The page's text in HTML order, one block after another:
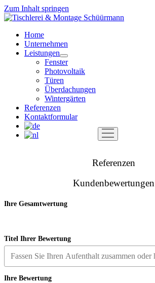
Zum Inhalt springen
Tischlerei
Montage
Schüürmann
Home
Unternehmen
Leistungen
Menü
öffnen
Fenster
Photovoltaik
Türen
Überdachungen
Wintergärten
Referenzen
Kontaktformular
Menü
öffnen
Referenzen
Kundenbewertungen
Ihre Gesamtwertung
Titel Ihrer Bewertung
Ihre Bewertung